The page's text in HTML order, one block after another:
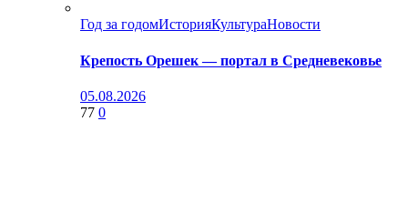
Год за годомИсторияКультураНовости
Крепость Орешек — портал в Средневековье
05.08.2026
77 0